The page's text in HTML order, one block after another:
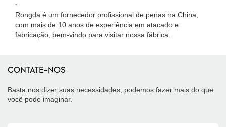
Rongda é um fornecedor profissional de penas na China,
com mais de 10 anos de experiência em atacado e
fabricação, bem-vindo para visitar nossa fábrica.
CONTATE-NOS
Basta nos dizer suas necessidades, podemos fazer mais do que
você pode imaginar.